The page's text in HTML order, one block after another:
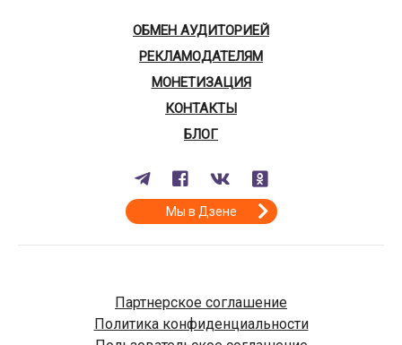
ОБМЕН АУДИТОРИЕЙ
РЕКЛАМОДАТЕЛЯМ
МОНЕТИЗАЦИЯ
КОНТАКТЫ
БЛОГ
Мы в Дзене
Партнерское соглашение
Политика конфиденциальности